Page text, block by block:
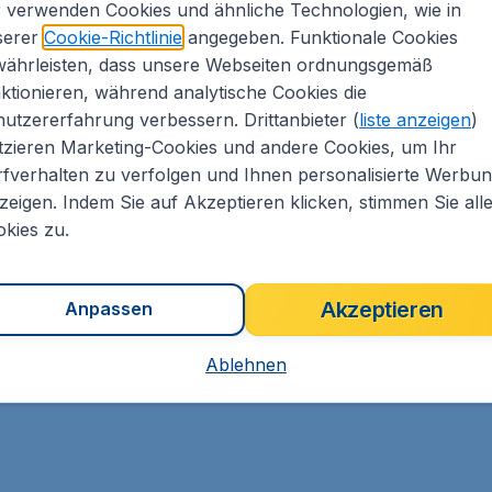
San Nicolás de Tolentino werden zahlreiche
der herrliche Palmen- und Tierpark
bietet.
und Musikveranstaltungen organisiert. Zum
in vollen Zügen. Es gibt ein Opernfestival,
Höhepunkt dasGran Canaria Walking Festival .
Produkte und Souvenirs angeboten. In
und bei Konzerten der Musik lauschen.
verwenden Cookies und ähnliche Technologien, wie in
Cookie-Richtlinieangegeben. Funktionale Cookies
dass unsere Webseiten ordnungsgemäß
während analytische Cookies die
verbessern. Drittanbieter (liste anzeigen)
Marketing-Cookies und andere Cookies, um Ihr
zu verfolgen und Ihnen personalisierte
Indem Sie auf Akzeptieren klicken, stimmen Sie
zu.
Akzeptieren
Anpassen
Ablehnen